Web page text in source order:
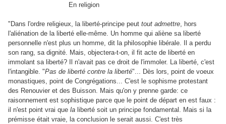
En religion
"Dans l'ordre religieux, la liberté-principe peut tout admettre, hors
l'aliénation de la liberté elle-même. Un homme qui aliène sa liberté
personnelle n'est plus un homme, dit la philosophie libérale. Il a perdu
son rang, sa dignité. Mais, objectera-t-on, il fit acte de liberté en
immolant sa liberté? Il n'avait pas ce droit de l'immoler. La liberté, c'est
l'intangible. "Pas de liberté contre la liberté"... Dès lors, point de voeux
monastiques, point de Congrégations... C'est le sophisme protestant
des Renouvier et des Buisson. Mais qu'on y prenne garde: ce
raisonnement est sophistique parce que le point de départ en est faux :
il n'est point vrai que la liberté soit un principe fondamental. Mais si la
prémisse était vraie, la conclusion le serait aussi. C'est très